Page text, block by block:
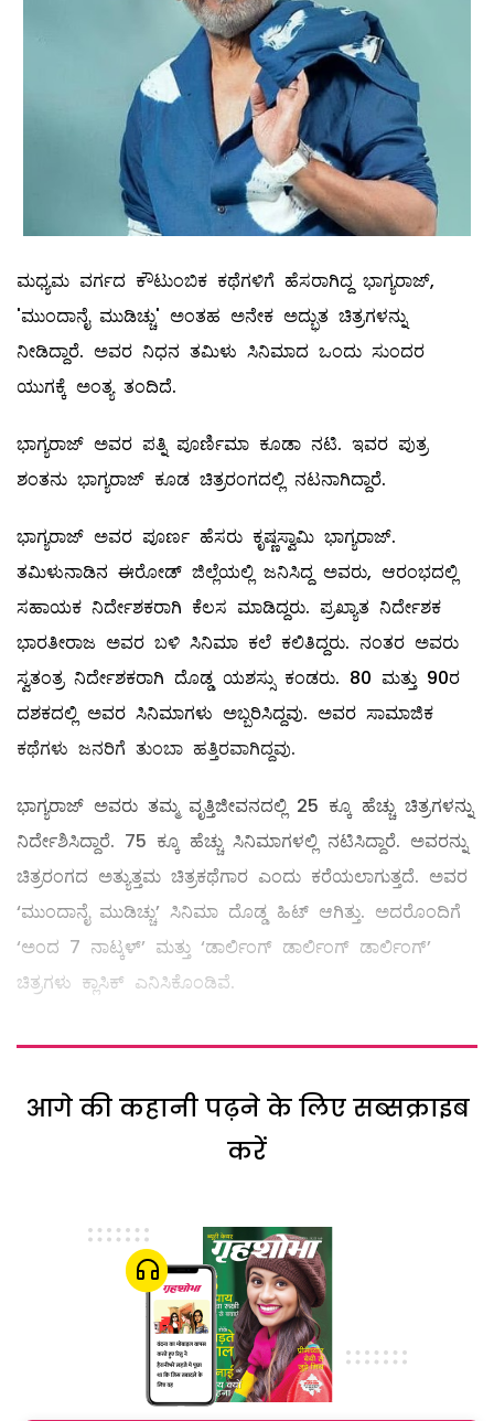
ಮಧ್ಯಮ ವರ್ಗದ ಕೌಟುಂಬಿಕ ಕಥೆಗಳಿಗೆ ಹೆಸರಾಗಿದ್ದ ಭಾಗ್ಯರಾಜ್,
'ಮುಂದಾನೈ ಮುಡಿಚ್ಚು' ಅಂತಹ ಅನೇಕ ಅದ್ಭುತ ಚಿತ್ರಗಳನ್ನು
ನೀಡಿದ್ದಾರೆ. ಅವರ ನಿಧನ ತಮಿಳು ಸಿನಿಮಾದ ಒಂದು ಸುಂದರ
ಯುಗಕ್ಕೆ ಅಂತ್ಯ ತಂದಿದೆ.
ಭಾಗ್ಯರಾಜ್ ಅವರ ಪತ್ನಿ ಪೂರ್ಣಿಮಾ ಕೂಡಾ ನಟಿ. ಇವರ ಪುತ್ರ
ಶಂತನು ಭಾಗ್ಯರಾಜ್ ಕೂಡ ಚಿತ್ರರಂಗದಲ್ಲಿ ನಟನಾಗಿದ್ದಾರೆ.
ಭಾಗ್ಯರಾಜ್ ಅವರ ಪೂರ್ಣ ಹೆಸರು ಕೃಷ್ಣಸ್ವಾಮಿ ಭಾಗ್ಯರಾಜ್.
ತಮಿಳುನಾಡಿನ ಈರೋಡ್ ಜಿಲ್ಲೆಯಲ್ಲಿ ಜನಿಸಿದ್ದ ಅವರು, ಆರಂಭದಲ್ಲಿ
ಸಹಾಯಕ ನಿರ್ದೇಶಕರಾಗಿ ಕೆಲಸ ಮಾಡಿದ್ದರು. ಪ್ರಖ್ಯಾತ ನಿರ್ದೇಶಕ
ಭಾರತೀರಾಜ ಅವರ ಬಳಿ ಸಿನಿಮಾ ಕಲೆ ಕಲಿತಿದ್ದರು. ನಂತರ ಅವರು
ಸ್ವತಂತ್ರ ನಿರ್ದೇಶಕರಾಗಿ ದೊಡ್ಡ ಯಶಸ್ಸು ಕಂಡರು. 80 ಮತ್ತು 90ರ
ದಶಕದಲ್ಲಿ ಅವರ ಸಿನಿಮಾಗಳು ಅಬ್ಬರಿಸಿದ್ದವು. ಅವರ ಸಾಮಾಜಿಕ
ಕಥೆಗಳು ಜನರಿಗೆ ತುಂಬಾ ಹತ್ತಿರವಾಗಿದ್ದವು.
ಭಾಗ್ಯರಾಜ್ ಅವರು ತಮ್ಮ ವೃತ್ತಿಜೀವನದಲ್ಲಿ 25 ಕ್ಕೂ ಹೆಚ್ಚು ಚಿತ್ರಗಳನ್ನು
ನಿರ್ದೇಶಿಸಿದ್ದಾರೆ. 75 ಕ್ಕೂ ಹೆಚ್ಚು ಸಿನಿಮಾಗಳಲ್ಲಿ ನಟಿಸಿದ್ದಾರೆ. ಅವರನ್ನು
ಚಿತ್ರರಂಗದ ಅತ್ಯುತ್ತಮ ಚಿತ್ರಕಥೆಗಾರ ಎಂದು ಕರೆಯಲಾಗುತ್ತದೆ. ಅವರ
‘ಮುಂದಾನೈ ಮುಡಿಚ್ಚು’ ಸಿನಿಮಾ ದೊಡ್ಡ ಹಿಟ್ ಆಗಿತ್ತು. ಅದರೊಂದಿಗೆ
‘ಅಂದ 7 ನಾಟ್ಕಳ್’ ಮತ್ತು ‘ಡಾರ್ಲಿಂಗ್ ಡಾರ್ಲಿಂಗ್ ಡಾರ್ಲಿಂಗ್’
ಚಿತ್ರಗಳು ಕ್ಲಾಸಿಕ್ ಎನಿಸಿಕೊಂಡಿವೆ.
आगे की कहानी पढ़ने के लिए सब्सक्राइब
करें